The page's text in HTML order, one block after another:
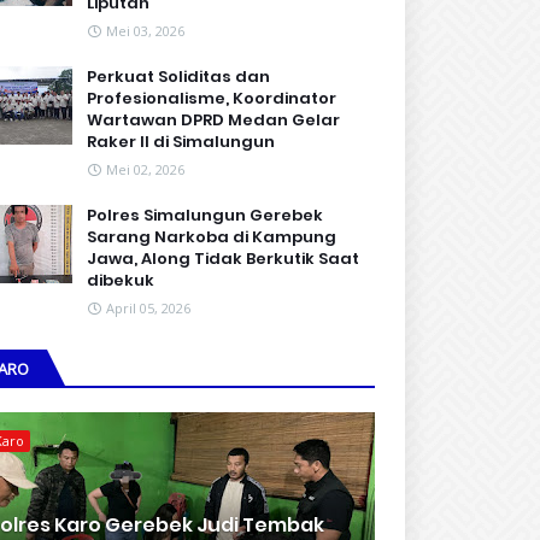
Mei 03, 2026
Perkuat Soliditas dan
Profesionalisme, Koordinator
Wartawan DPRD Medan Gelar
Raker II di Simalungun
Mei 02, 2026
Polres Simalungun Gerebek
Sarang Narkoba di Kampung
Jawa, Along Tidak Berkutik Saat
dibekuk
April 05, 2026
Karo Gerebek Judi Tembak